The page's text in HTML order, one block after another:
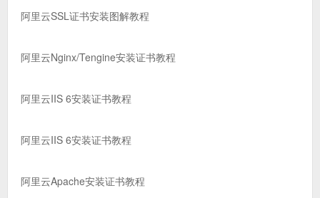
阿里云SSL证书安装图解教程
阿里云Nginx/Tengine安装证书教程
阿里云IIS 6安装证书教程
阿里云IIS 6安装证书教程
阿里云Apache安装证书教程